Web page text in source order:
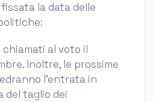
la data delle
al voto il
Inoltre, le prossime
l’entrata in
del taglio dei